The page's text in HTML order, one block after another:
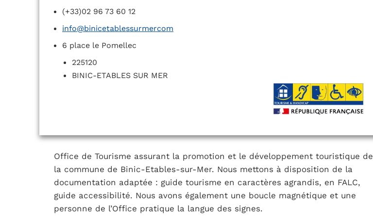
(+33)02 96 73 60 12
info@binicetablessurmercom
6 place le Pomellec
225120
BINIC-ETABLES SUR MER
Office de Tourisme assurant la promotion et le développement touristique de
la commune de Binic-Etables-sur-Mer. Nous mettons à disposition de la
documentation adaptée : guide tourisme en caractères agrandis, en FALC,
guide accessibilité. Nous avons également une boucle magnétique et une
personne de l’Office pratique la langue des signes.